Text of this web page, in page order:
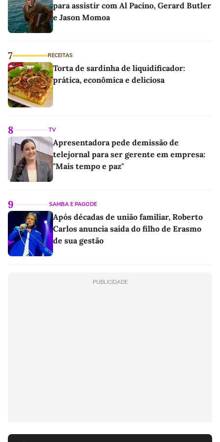
para assistir com Al Pacino, Gerard Butler
e Jason Momoa
7 RECEITAS
Torta de sardinha de liquidificador:
prática, econômica e deliciosa
8 TV
Apresentadora pede demissão de
telejornal para ser gerente em empresa:
"Mais tempo e paz"
9 SAMBA E PAGODE
Após décadas de união familiar, Roberto
Carlos anuncia saída do filho de Erasmo
de sua gestão
PUBLICIDADE